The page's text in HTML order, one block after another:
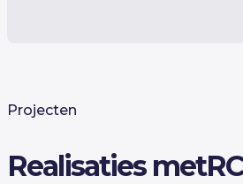
Projecten
Realisaties met